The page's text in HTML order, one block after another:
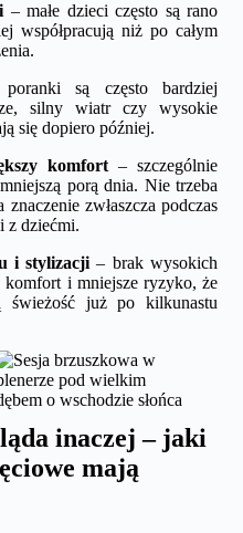
– małe dzieci często są rano
współpracują niż po całym
są często bardziej
silny wiatr czy wysokie
się dopiero później.
komfort– szczególnie
porą dnia. Nie trzeba
zwłaszcza podczas
z dziećmi.
i stylizacji – brak wysokich
komfort i mniejsze ryzyko, że
świeżość już po kilkunastu
inaczej – jaki
mają